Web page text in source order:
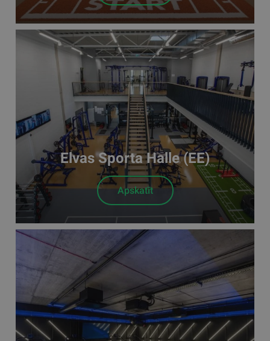
Elvas Sporta Halle (EE)
Apskatīt